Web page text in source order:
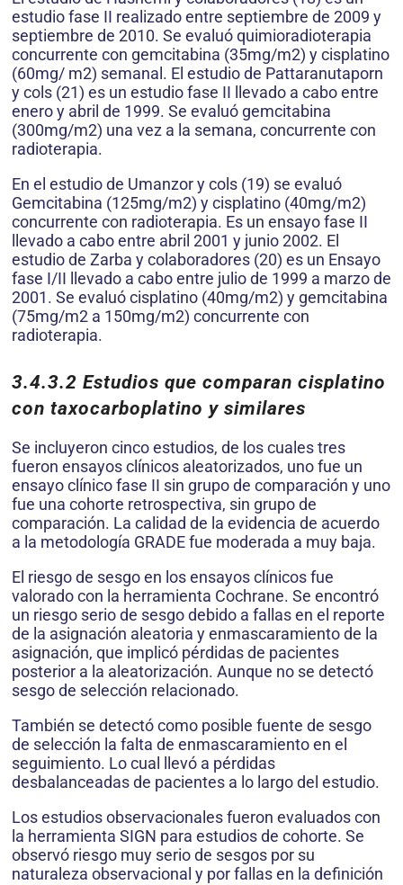
estudio fase II realizado entre septiembre de 2009 y
septiembre de 2010. Se evaluó quimioradioterapia
concurrente con gemcitabina (35mg/m2) y cisplatino
(60mg/ m2) semanal. El estudio de Pattaranutaporn
y cols (21) es un estudio fase II llevado a cabo entre
enero y abril de 1999. Se evaluó gemcitabina
(300mg/m2) una vez a la semana, concurrente con
radioterapia.
En el estudio de Umanzor y cols (19) se evaluó
Gemcitabina (125mg/m2) y cisplatino (40mg/m2)
concurrente con radioterapia. Es un ensayo fase II
llevado a cabo entre abril 2001 y junio 2002. El
estudio de Zarba y colaboradores (20) es un Ensayo
fase I/II llevado a cabo entre julio de 1999 a marzo de
2001. Se evaluó cisplatino (40mg/m2) y gemcitabina
(75mg/m2 a 150mg/m2) concurrente con
radioterapia.
3.4.3.2 Estudios que comparan cisplatino
con taxocarboplatino y similares
Se incluyeron cinco estudios, de los cuales tres
fueron ensayos clínicos aleatorizados, uno fue un
ensayo clínico fase II sin grupo de comparación y uno
fue una cohorte retrospectiva, sin grupo de
comparación. La calidad de la evidencia de acuerdo
a la metodología GRADE fue moderada a muy baja.
El riesgo de sesgo en los ensayos clínicos fue
valorado con la herramienta Cochrane. Se encontró
un riesgo serio de sesgo debido a fallas en el reporte
de la asignación aleatoria y enmascaramiento de la
asignación, que implicó pérdidas de pacientes
posterior a la aleatorización. Aunque no se detectó
sesgo de selección relacionado.
También se detectó como posible fuente de sesgo
de selección la falta de enmascaramiento en el
seguimiento. Lo cual llevó a pérdidas
desbalanceadas de pacientes a lo largo del estudio.
Los estudios observacionales fueron evaluados con
la herramienta SIGN para estudios de cohorte. Se
observó riesgo muy serio de sesgos por su
naturaleza observacional y por fallas en la definición